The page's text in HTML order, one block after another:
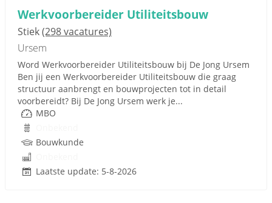
Werkvoorbereider Utiliteitsbouw
Stiek(298 vacatures)
Ursem
Word Werkvoorbereider Utiliteitsbouw bij De Jong Ursem
Ben jij een Werkvoorbereider Utiliteitsbouw die graag
structuur aanbrengt en bouwprojecten tot in detail
voorbereidt? Bij De Jong Ursem werk je...
MBO
Bouwkunde
Laatste update: 5-8-2026